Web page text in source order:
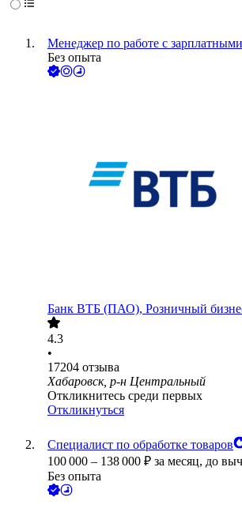
Менеджер по работе с
Без опыта
Банк ВТБ (ПАО), Розничный
4.3
•
17204 отзыва
Хабаровск, р-н Центральный
Откликнитесь среди первых
Откликнуться
Специалист по обработке товаров
100 000 – 138 000 ₽ за месяц, до
Без опыта